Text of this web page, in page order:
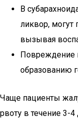
В
ликвор, могут
вызывая
Повреждение
образованию
Чаще пациенты
рвоту в течение 3-